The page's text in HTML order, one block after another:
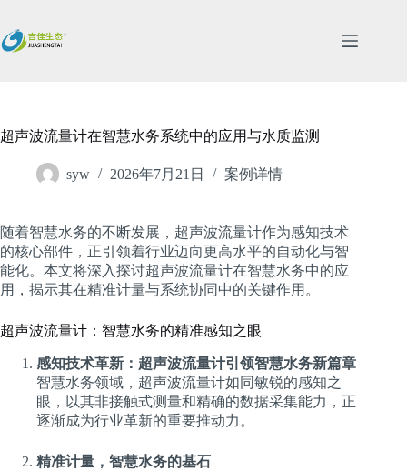
内
超声波流量计在智慧水务系统中的应用与水质监测
syw 2026年7月21日 案例详情
随着智慧水务的不断发展，超声波流量计作为感知技术
的核心部件，正引领着行业迈向更高水平的自动化与智
能化。本文将深入探讨超声波流量计在智慧水务中的应
用，揭示其在精准计量与系统协同中的关键作用。
超声波流量计：智慧水务的精准感知之眼
感知技术革新：超声波流量计引领智慧水务新篇章
智慧水务领域，超声波流量计如同敏锐的感知之
眼，以其非接触式测量和精确的数据采集能力，正
逐渐成为行业革新的重要推动力。
精准计量，智慧水务的基石